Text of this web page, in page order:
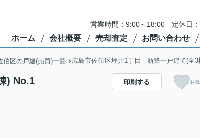
営業時間：9:00～18:00 定休日
ホーム 会社概要 売却査定 お問い合わせ
伯区の戸建(売買)一覧 広島市佐伯区坪井1丁目 新築一戸建て(全3
) No.1 印刷する お